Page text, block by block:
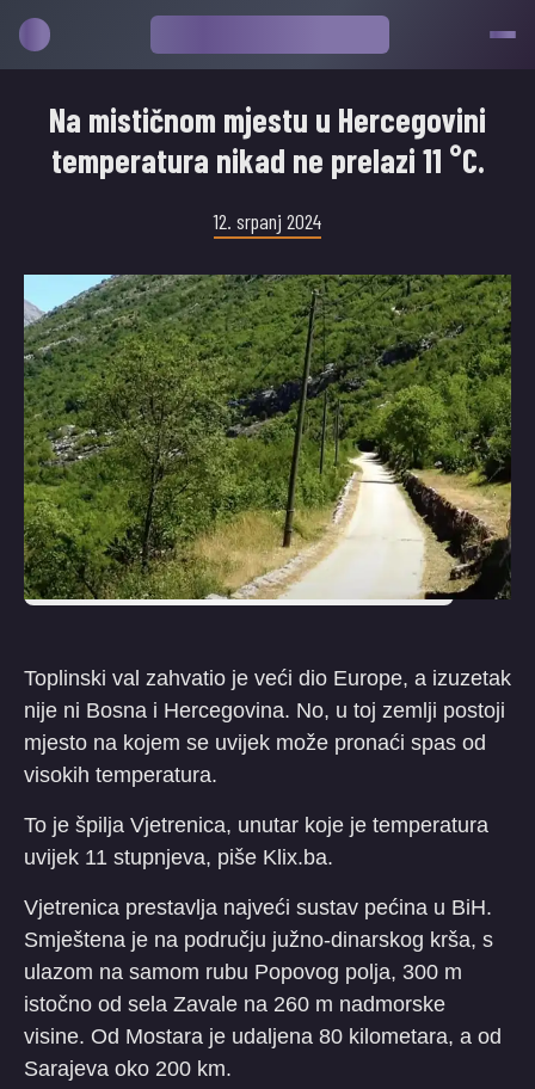
Na mističnom mjestu u Hercegovini
temperatura nikad ne prelazi 11 °C.
12. srpanj 2024
Toplinski val zahvatio je veći dio Europe, a izuzetak
nije ni Bosna i Hercegovina. No, u toj zemlji postoji
mjesto na kojem se uvijek može pronaći spas od
visokih temperatura.
To je špilja Vjetrenica, unutar koje je temperatura
uvijek 11 stupnjeva, piše Klix.ba.
Vjetrenica prestavlja najveći sustav pećina u BiH.
Smještena je na području južno-dinarskog krša, s
ulazom na samom rubu Popovog polja, 300 m
istočno od sela Zavale na 260 m nadmorske
visine. Od Mostara je udaljena 80 kilometara, a od
Sarajeva oko 200 km.